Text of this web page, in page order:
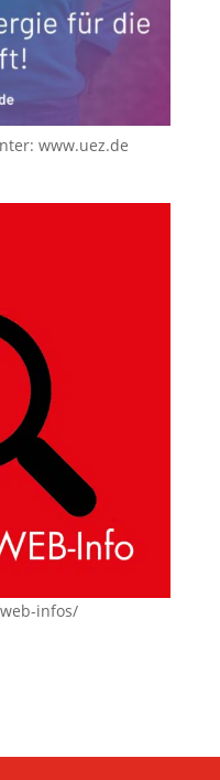
www.uez.de
infos/